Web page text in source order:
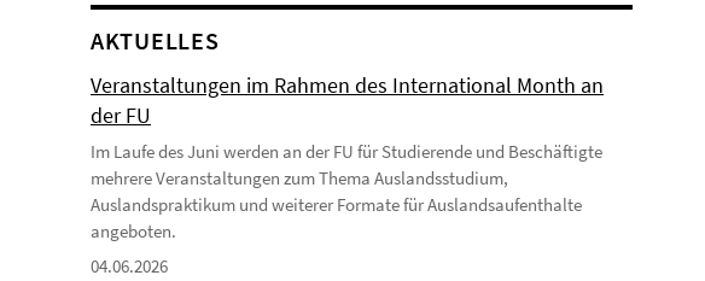
AKTUELLES
Veranstaltungen im Rahmen des International Month an
der FU
Im Laufe des Juni werden an der FU für Studierende und Beschäftigte
mehrere Veranstaltungen zum Thema Auslandsstudium,
Auslandspraktikum und weiterer Formate für Auslandsaufenthalte
angeboten.
04.06.2026